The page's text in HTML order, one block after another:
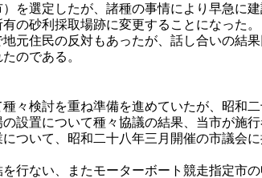
を選定したが、諸種の事情により早急に
の砂利採取場跡に変更することになった。
住民の反対もあったが、話し合いの結果
のである。
々検討を重ね準備を進めていたが、昭和
設置について種々協議の結果、当市が施
ついて、昭和二十八年三月開催の市議会
行ない、またモーターボート競走指定市